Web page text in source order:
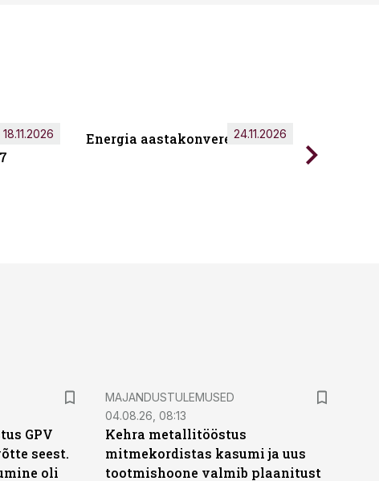
18.11.2026 Energia aastakonverents 2026
24.11.2026
GPV
seest.
oli
MAJANDUSTULEMUSED
04.08.26, 08:13
Kehra metallitööstus
mitmekordistas kasumi ja uus
tootmishoone valmib plaanitust